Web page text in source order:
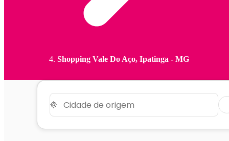
Shopping Vale Do Aço, Ipatinga - MG